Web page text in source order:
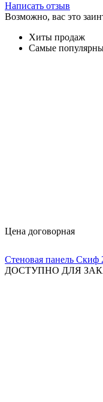
Написать отзыв
Возможно, вас это
Хиты продаж
Самые
Цена договорная
Стеновая панель Скиф
ДОСТУПНО ДЛЯ